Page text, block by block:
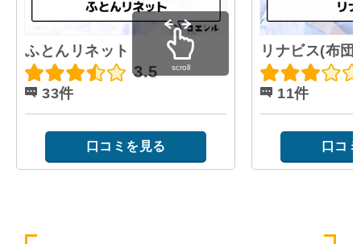
ふとんリネット
3.5
33件
口コミを見る
リナビス(布団)
11件
口コ
scroll